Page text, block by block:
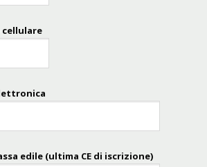
edile (ultima CE di iscrizione)